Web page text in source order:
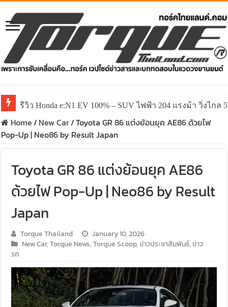
รีวิว Honda e:N1 EV 100% – SUV ไฟฟ้า 204 แรงม้า วิ่งไกล
รีวิว ลองขับ All New GWM HAVAL H6 ปรับโฉมหน้าใหม่
Home/ New Car/Toyota GR 86 แต่งย้อนยุค AE86 ด้วยไฟ
Pop-Up | Neo86 by Result Japan
Toyota GR 86 แต่งย้อนยุค AE86
ด้วยไฟ Pop-Up | Neo86 by Result
Japan
Torque Thailand
January 10, 2026
New Car,Torque News,Torque Scoop,ข่าวประชาสัมพันธ์,ข่าว
รถ